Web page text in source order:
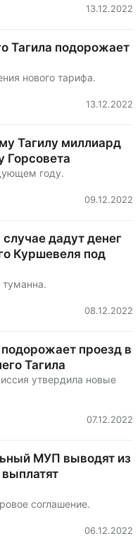
13.12.2022
Тагила подорожает
нового тарифа.
13.12.2022
Тагилу миллиард
Горсовета
году.
09.12.2022
дадут денег
Куршевеля под
туманна.
08.12.2022
проезд в
Тагила
утвердила новые
07.12.2022
МУП выводят из
соглашение.
06.12.2022